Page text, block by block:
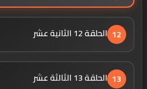
12 الحلقة 12 الثانية عشر
13 الحلقة 13 الثالثة عشر